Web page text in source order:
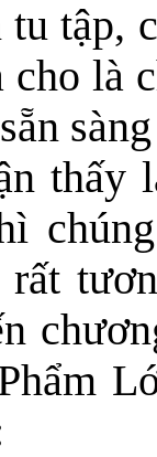
tập,
cho là
rất